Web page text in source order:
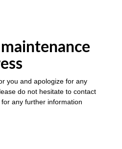
you and apologize for any
do not hesitate to contact
for any further information